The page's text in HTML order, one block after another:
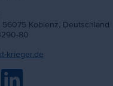
56075 Koblenz, Deutschland
80
krieger.de